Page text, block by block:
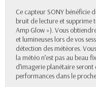
Ce capteur SONY bénéficie
bruit de lecture et supprime
Amp Glow »). Vous
et lumineuses lors de vos
détection des météores.
la météo n’est pas au beau
d’imagerie planétaire seront
performances dans le